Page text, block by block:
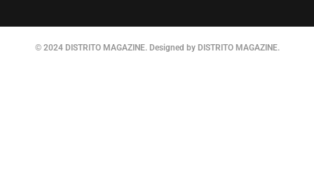
© 2024 DISTRITO MAGAZINE. Designed by DISTRITO MAGAZINE.